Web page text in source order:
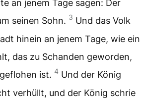
an jenem Tage sagen: Der
seinen Sohn. 3 Und das Volk
hinein an jenem Tage, wie ein
das zu Schanden geworden,
ist. 4 Und der König
verhüllt, und der König schrie